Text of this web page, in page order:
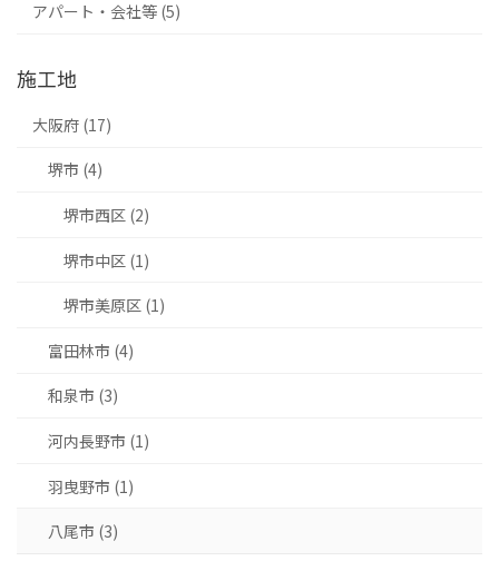
アパート・会社等 (5)
施工地
大阪府 (17)
堺市 (4)
堺市西区 (2)
堺市中区 (1)
堺市美原区 (1)
富田林市 (4)
和泉市 (3)
河内長野市 (1)
羽曳野市 (1)
八尾市 (3)